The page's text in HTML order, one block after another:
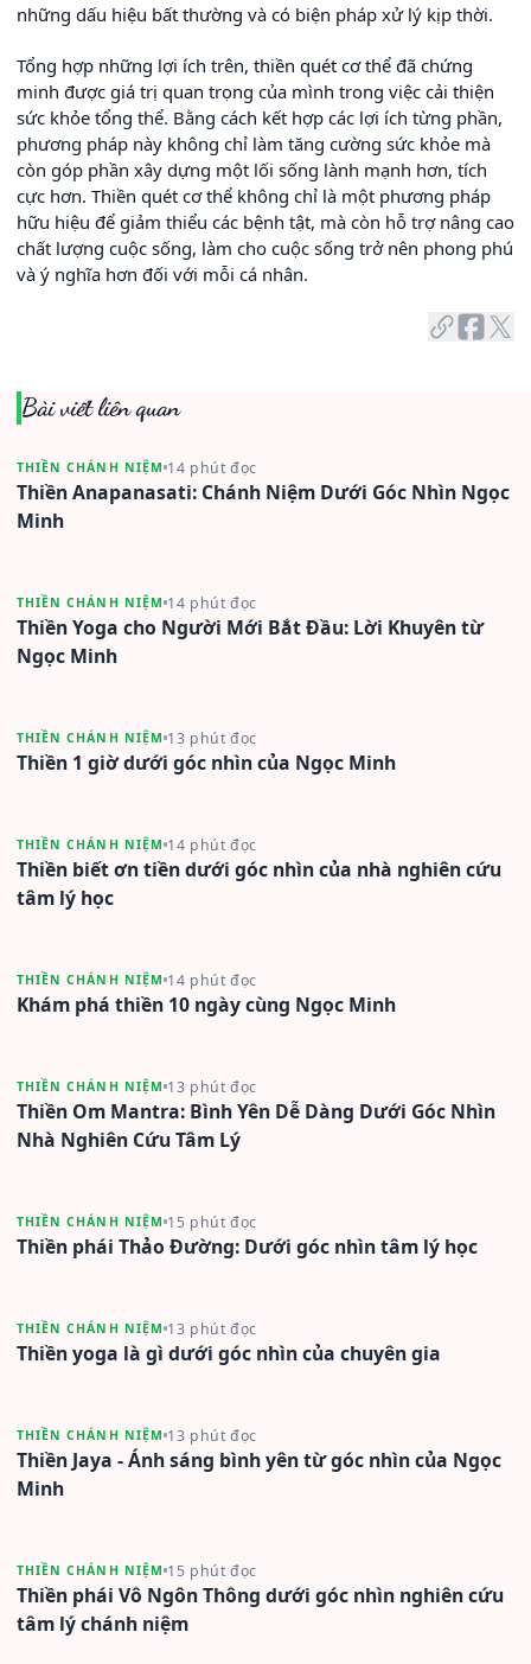
những dấu hiệu bất thường và có biện pháp xử lý kịp thời.
Tổng hợp những lợi ích trên, thiền quét cơ thể đã chứng
minh được giá trị quan trọng của mình trong việc cải thiện
sức khỏe tổng thể. Bằng cách kết hợp các lợi ích từng phần,
phương pháp này không chỉ làm tăng cường sức khỏe mà
còn góp phần xây dựng một lối sống lành mạnh hơn, tích
cực hơn. Thiền quét cơ thể không chỉ là một phương pháp
hữu hiệu để giảm thiểu các bệnh tật, mà còn hỗ trợ nâng cao
chất lượng cuộc sống, làm cho cuộc sống trở nên phong phú
và ý nghĩa hơn đối với mỗi cá nhân.
Bài viết liên quan
THIỀN CHÁNH NIỆM 14 phút đọc
Thiền Anapanasati: Chánh Niệm Dưới Góc Nhìn Ngọc
Minh
THIỀN CHÁNH NIỆM 14 phút đọc
Thiền Yoga cho Người Mới Bắt Đầu: Lời Khuyên từ
Ngọc Minh
THIỀN CHÁNH NIỆM 13 phút đọc
Thiền 1 giờ dưới góc nhìn của Ngọc Minh
THIỀN CHÁNH NIỆM 14 phút đọc
Thiền biết ơn tiền dưới góc nhìn của nhà nghiên cứu
tâm lý học
THIỀN CHÁNH NIỆM 14 phút đọc
Khám phá thiền 10 ngày cùng Ngọc Minh
THIỀN CHÁNH NIỆM 13 phút đọc
Thiền Om Mantra: Bình Yên Dễ Dàng Dưới Góc Nhìn
Nhà Nghiên Cứu Tâm Lý
THIỀN CHÁNH NIỆM 15 phút đọc
Thiền phái Thảo Đường: Dưới góc nhìn tâm lý học
THIỀN CHÁNH NIỆM 13 phút đọc
Thiền yoga là gì dưới góc nhìn của chuyên gia
THIỀN CHÁNH NIỆM 13 phút đọc
Thiền Jaya - Ánh sáng bình yên từ góc nhìn của Ngọc
Minh
THIỀN CHÁNH NIỆM 15 phút đọc
Thiền phái Vô Ngôn Thông dưới góc nhìn nghiên cứu
tâm lý chánh niệm